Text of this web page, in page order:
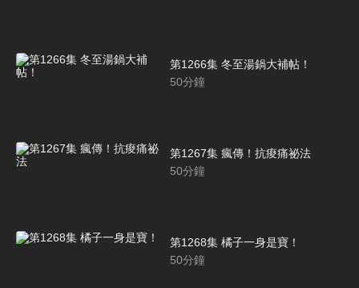
第1266集 冬至湯鍋大補帖！
50分鐘
第1267集 瘋傳！抗痠痛祕法
50分鐘
第1268集 橘子一身是寶！
50分鐘